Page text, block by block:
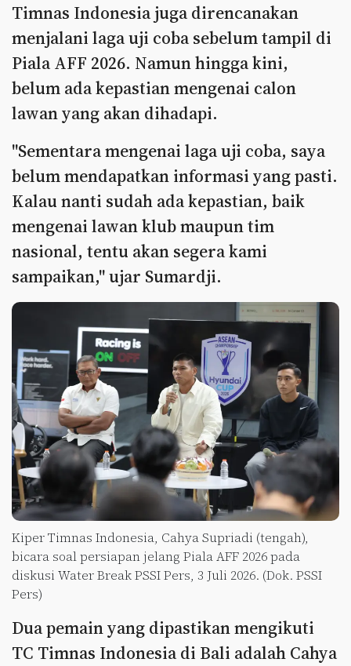
Timnas Indonesia juga direncanakan
menjalani laga uji coba sebelum tampil di
Piala AFF 2026. Namun hingga kini,
belum ada kepastian mengenai calon
lawan yang akan dihadapi.
"Sementara mengenai laga uji coba, saya
belum mendapatkan informasi yang pasti.
Kalau nanti sudah ada kepastian, baik
mengenai lawan klub maupun tim
nasional, tentu akan segera kami
sampaikan," ujar Sumardji.
Kiper Timnas Indonesia, Cahya Supriadi (tengah),
bicara soal persiapan jelang Piala AFF 2026 pada
diskusi Water Break PSSI Pers, 3 Juli 2026. (Dok. PSSI
Pers)
Dua pemain yang dipastikan mengikuti
TC Timnas Indonesia di Bali adalah Cahya